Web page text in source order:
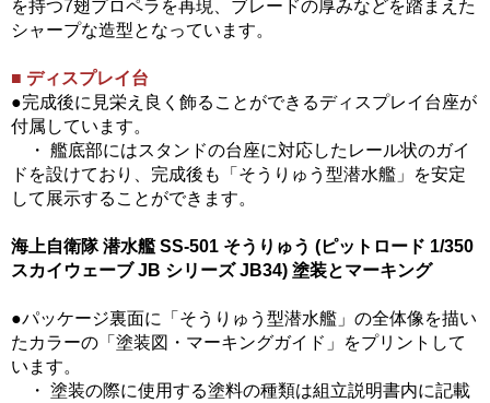
を持つ7翅プロペラを再現、ブレードの厚みなどを踏まえた
シャープな造型となっています。
■ ディスプレイ台
●完成後に見栄え良く飾ることができるディスプレイ台座が
付属しています。
・ 艦底部にはスタンドの台座に対応したレール状のガイ
ドを設けており、完成後も「そうりゅう型潜水艦」を安定
して展示することができます。
海上自衛隊 潜水艦 SS-501 そうりゅう (ピットロード 1/350
スカイウェーブ JB シリーズ JB34) 塗装とマーキング
●パッケージ裏面に「そうりゅう型潜水艦」の全体像を描い
たカラーの「塗装図・マーキングガイド」をプリントして
います。
・ 塗装の際に使用する塗料の種類は組立説明書内に記載